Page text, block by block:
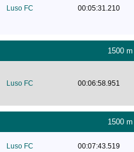
Luso FC 00:05:31.210
1500 m
Luso FC 00:06:58.951
1500 m
Luso FC 00:07:43.519